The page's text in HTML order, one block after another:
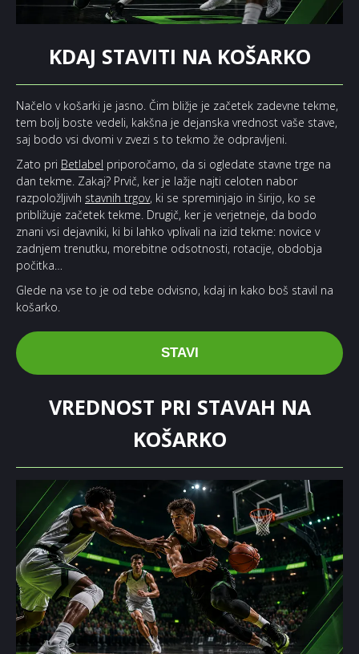
KDAJ STAVITI NA KOŠARKO
Načelo v košarki je jasno. Čim bližje je začetek zadevne tekme,
tem bolj boste vedeli, kakšna je dejanska vrednost vaše stave,
saj bodo vsi dvomi v zvezi s to tekmo že odpravljeni.
Zato pri Betlabel priporočamo, da si ogledate stavne trge na
dan tekme. Zakaj? Prvič, ker je lažje najti celoten nabor
razpoložljivih stavnih trgov, ki se spreminjajo in širijo, ko se
približuje začetek tekme. Drugič, ker je verjetneje, da bodo
znani vsi dejavniki, ki bi lahko vplivali na izid tekme: novice v
zadnjem trenutku, morebitne odsotnosti, rotacije, obdobja
počitka…
Glede na vse to je od tebe odvisno, kdaj in kako boš stavil na
košarko.
STAVI
VREDNOST PRI STAVAH NA
KOŠARKO